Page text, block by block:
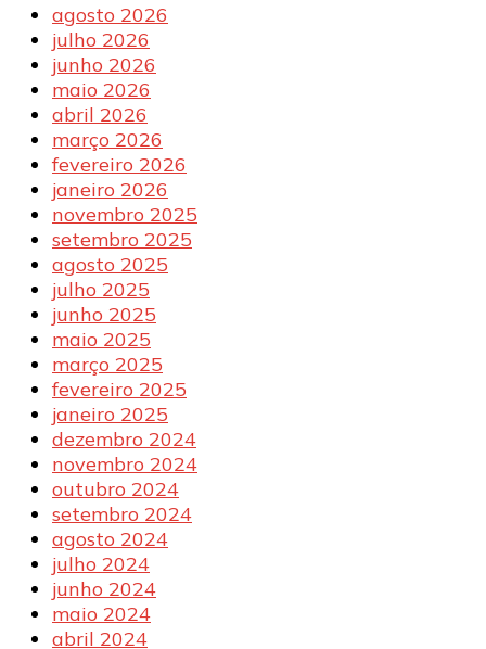
agosto 2026
julho 2026
junho 2026
maio 2026
abril 2026
março 2026
fevereiro 2026
janeiro 2026
novembro 2025
setembro 2025
agosto 2025
julho 2025
junho 2025
maio 2025
março 2025
fevereiro 2025
janeiro 2025
dezembro 2024
novembro 2024
outubro 2024
setembro 2024
agosto 2024
julho 2024
junho 2024
maio 2024
abril 2024